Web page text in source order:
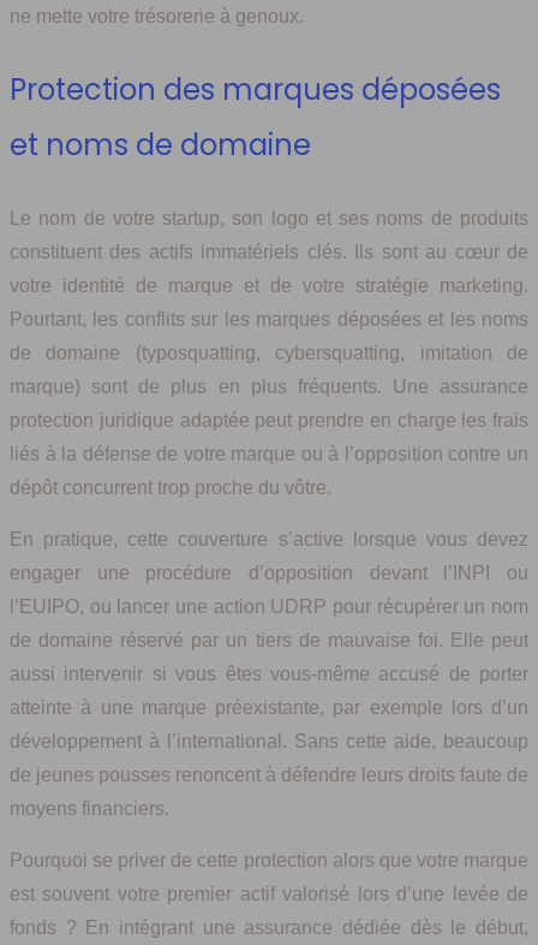
ne mette votre trésorerie à genoux.
Protection des marques déposées
et noms de domaine
Le nom de votre startup, son logo et ses noms de produits
constituent des actifs immatériels clés. Ils sont au cœur de
votre identité de marque et de votre stratégie marketing.
Pourtant, les conflits sur les marques déposées et les noms
de domaine (typosquatting, cybersquatting, imitation de
marque) sont de plus en plus fréquents. Une assurance
protection juridique adaptée peut prendre en charge les frais
liés à la défense de votre marque ou à l’opposition contre un
dépôt concurrent trop proche du vôtre.
En pratique, cette couverture s’active lorsque vous devez
engager une procédure d’opposition devant l’INPI ou
l’EUIPO, ou lancer une action UDRP pour récupérer un nom
de domaine réservé par un tiers de mauvaise foi. Elle peut
aussi intervenir si vous êtes vous‑même accusé de porter
atteinte à une marque préexistante, par exemple lors d’un
développement à l’international. Sans cette aide, beaucoup
de jeunes pousses renoncent à défendre leurs droits faute de
moyens financiers.
Pourquoi se priver de cette protection alors que votre marque
est souvent votre premier actif valorisé lors d’une levée de
fonds ? En intégrant une assurance dédiée dès le début,